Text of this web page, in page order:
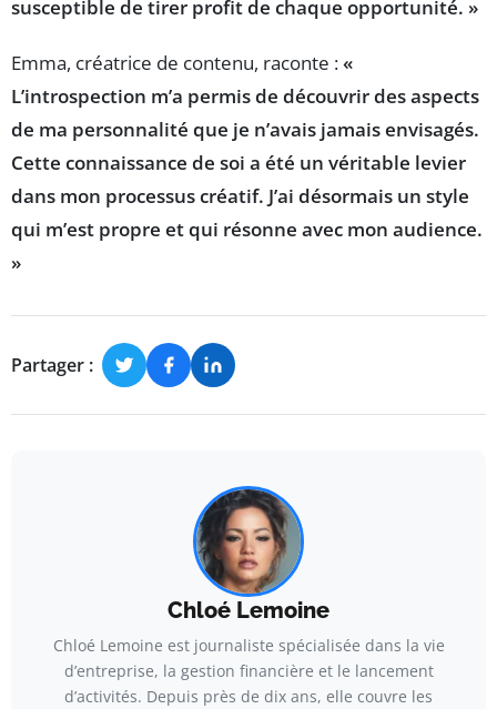
susceptible de tirer profit de chaque opportunité. »
Emma, créatrice de contenu, raconte :«
L’introspection m’a permis de découvrir des aspects
de ma personnalité que je n’avais jamais envisagés.
Cette connaissance de soi a été un véritable levier
dans mon processus créatif. J’ai désormais un style
qui m’est propre et qui résonne avec mon audience.
»
Partager :
Chloé Lemoine
Chloé Lemoine est journaliste spécialisée dans la vie
d’entreprise, la gestion financière et le lancement
d’activités. Depuis près de dix ans, elle couvre les